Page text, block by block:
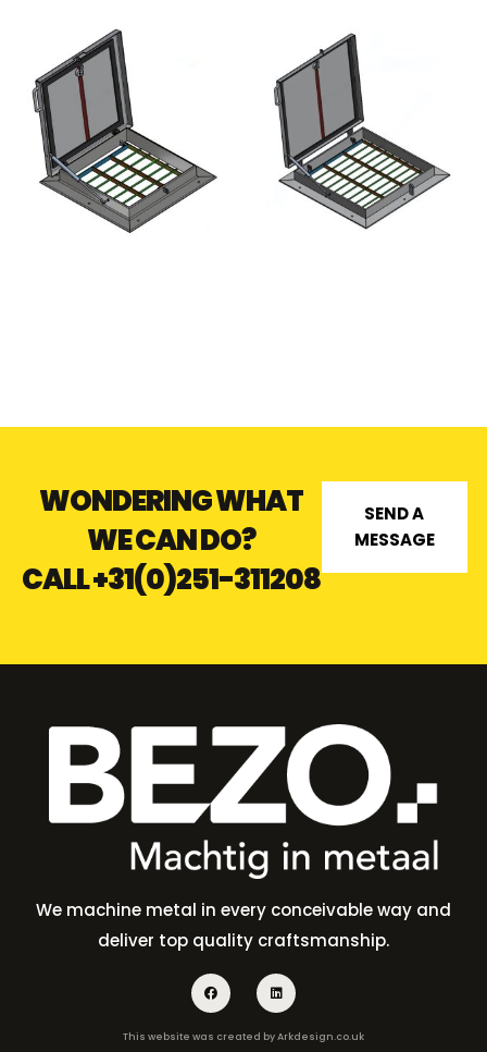
WONDERING WHAT
WE CAN DO?
CALL+31(0)251-311208
SEND A
MESSAGE
We machine metal in every conceivable way and
deliver top quality craftsmanship.
This website was created byArkdesign.co.uk